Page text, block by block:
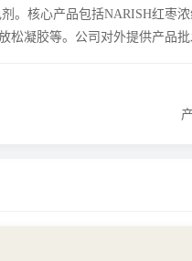
。核心产品包括NARISH红枣
凝胶等。公司对外提供产品